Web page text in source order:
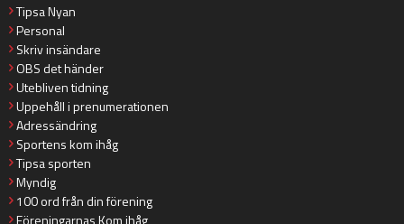
Tipsa Nyan
Personal
Skriv insändare
OBS det händer
Utebliven tidning
Uppehåll i prenumerationen
Adressändring
Sportens kom ihåg
Tipsa sporten
Myndig
100 ord från din förening
Föreningarnas Kom ihåg